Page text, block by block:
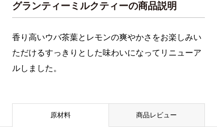
グランティーミルクティーの商品説明
香り高いウバ茶葉とレモンの爽やかさをお楽しみい
ただけるすっきりとした味わいになってリニューア
ルしました。
原材料 商品レビュー